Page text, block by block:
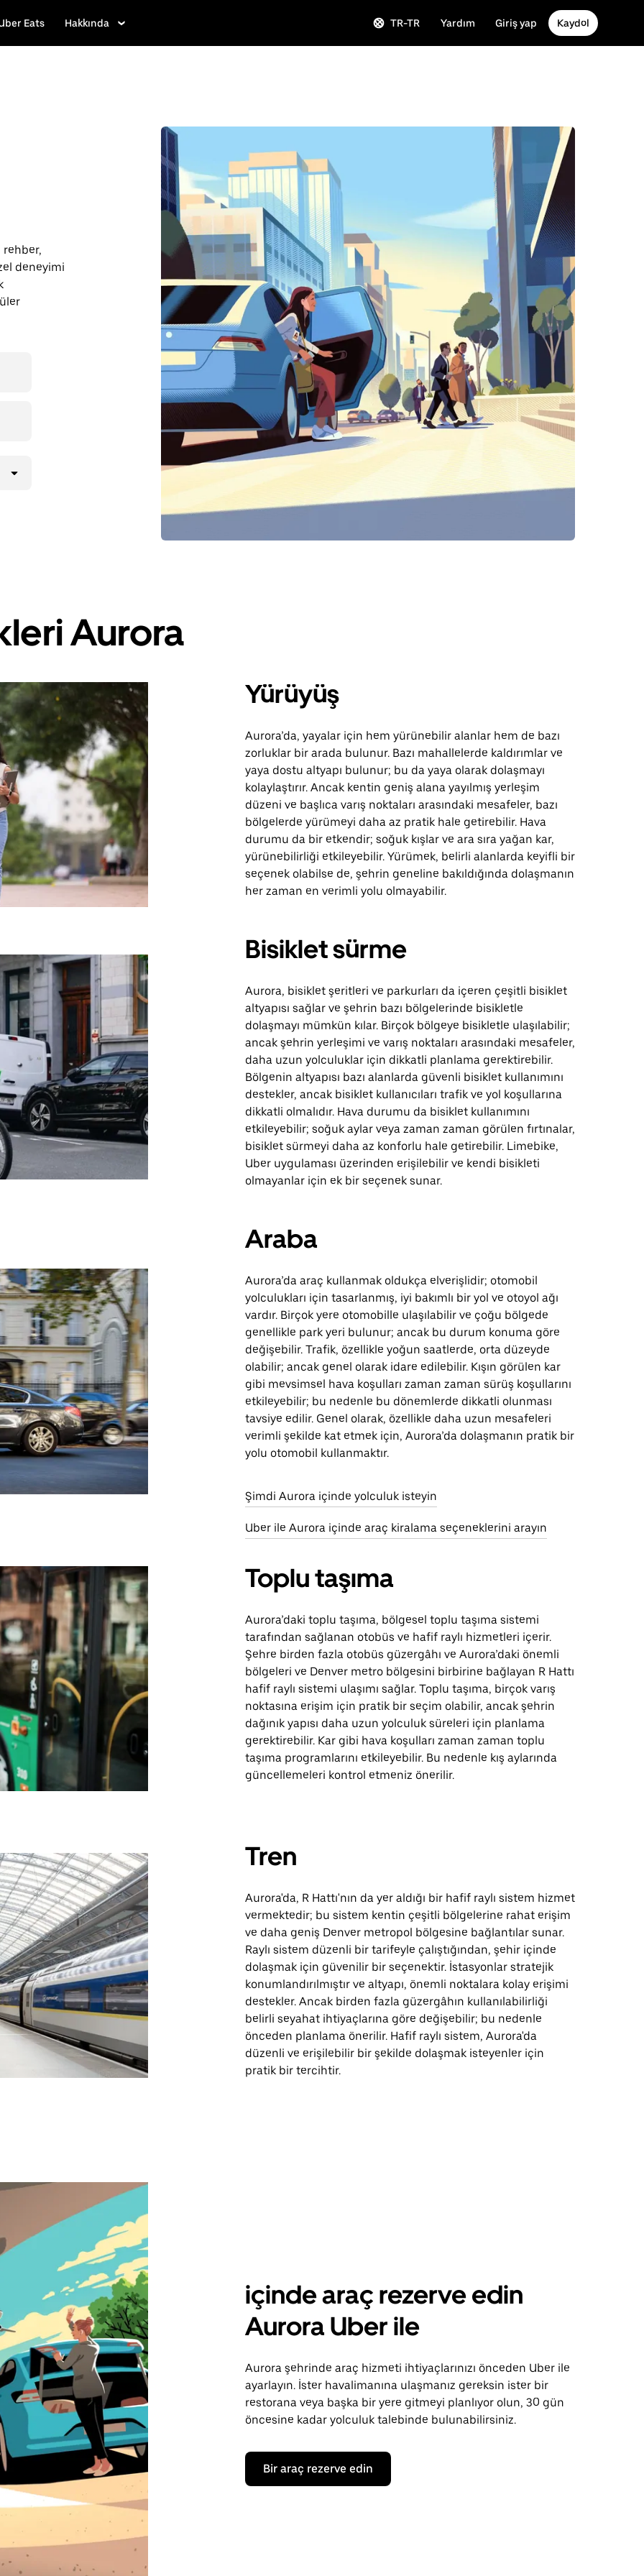
Eats Hakkında TR-TR Yardım Giriş yap Kaydol
rehber,
deneyimi
Aurora
Yürüyüş
Aurora’da, yayalar için hem yürünebilir alanlar hem de bazı
zorluklar bir arada bulunur. Bazı mahallelerde kaldırımlar ve
yaya dostu altyapı bulunur; bu da yaya olarak dolaşmayı
kolaylaştırır. Ancak kentin geniş alana yayılmış yerleşim
düzeni ve başlıca varış noktaları arasındaki mesafeler, bazı
bölgelerde yürümeyi daha az pratik hale getirebilir. Hava
durumu da bir etkendir; soğuk kışlar ve ara sıra yağan kar,
yürünebilirliği etkileyebilir. Yürümek, belirli alanlarda keyifli bir
seçenek olabilse de, şehrin geneline bakıldığında dolaşmanın
her zaman en verimli yolu olmayabilir.
Bisiklet sürme
Aurora, bisiklet şeritleri ve parkurları da içeren çeşitli bisiklet
altyapısı sağlar ve şehrin bazı bölgelerinde bisikletle
dolaşmayı mümkün kılar. Birçok bölgeye bisikletle ulaşılabilir;
ancak şehrin yerleşimi ve varış noktaları arasındaki mesafeler,
daha uzun yolculuklar için dikkatli planlama gerektirebilir.
Bölgenin altyapısı bazı alanlarda güvenli bisiklet kullanımını
destekler, ancak bisiklet kullanıcıları trafik ve yol koşullarına
dikkatli olmalıdır. Hava durumu da bisiklet kullanımını
etkileyebilir; soğuk aylar veya zaman zaman görülen fırtınalar,
bisiklet sürmeyi daha az konforlu hale getirebilir. Limebike,
Uber uygulaması üzerinden erişilebilir ve kendi bisikleti
olmayanlar için ek bir seçenek sunar.
Araba
Aurora’da araç kullanmak oldukça elverişlidir; otomobil
yolculukları için tasarlanmış, iyi bakımlı bir yol ve otoyol ağı
vardır. Birçok yere otomobille ulaşılabilir ve çoğu bölgede
genellikle park yeri bulunur; ancak bu durum konuma göre
değişebilir. Trafik, özellikle yoğun saatlerde, orta düzeyde
olabilir; ancak genel olarak idare edilebilir. Kışın görülen kar
gibi mevsimsel hava koşulları zaman zaman sürüş koşullarını
etkileyebilir; bu nedenle bu dönemlerde dikkatli olunması
tavsiye edilir. Genel olarak, özellikle daha uzun mesafeleri
verimli şekilde kat etmek için, Aurora’da dolaşmanın pratik bir
yolu otomobil kullanmaktır.
Şimdi Aurora içinde yolculuk isteyin
Uber ile Aurora içinde araç kiralama seçeneklerini arayın
Toplu taşıma
Aurora’daki toplu taşıma, bölgesel toplu taşıma sistemi
tarafından sağlanan otobüs ve hafif raylı hizmetleri içerir.
Şehre birden fazla otobüs güzergâhı ve Aurora’daki önemli
bölgeleri ve Denver metro bölgesini birbirine bağlayan R Hattı
hafif raylı sistemi ulaşımı sağlar. Toplu taşıma, birçok varış
noktasına erişim için pratik bir seçim olabilir, ancak şehrin
dağınık yapısı daha uzun yolculuk süreleri için planlama
gerektirebilir. Kar gibi hava koşulları zaman zaman toplu
taşıma programlarını etkileyebilir. Bu nedenle kış aylarında
güncellemeleri kontrol etmeniz önerilir.
Tren
Aurora'da, R Hattı'nın da yer aldığı bir hafif raylı sistem hizmet
vermektedir; bu sistem kentin çeşitli bölgelerine rahat erişim
ve daha geniş Denver metropol bölgesine bağlantılar sunar.
Raylı sistem düzenli bir tarifeyle çalıştığından, şehir içinde
dolaşmak için güvenilir bir seçenektir. İstasyonlar stratejik
konumlandırılmıştır ve altyapı, önemli noktalara kolay erişimi
destekler. Ancak birden fazla güzergâhın kullanılabilirliği
belirli seyahat ihtiyaçlarına göre değişebilir; bu nedenle
önceden planlama önerilir. Hafif raylı sistem, Aurora'da
düzenli ve erişilebilir bir şekilde dolaşmak isteyenler için
pratik bir tercihtir.
içinde araç rezerve edin
Aurora Uber ile
Aurora şehrinde araç hizmeti ihtiyaçlarınızı önceden Uber ile
ayarlayın. İster havalimanına ulaşmanız gereksin ister bir
restorana veya başka bir yere gitmeyi planlıyor olun, 30 gün
öncesine kadar yolculuk talebinde bulunabilirsiniz.
Bir araç rezerve edin